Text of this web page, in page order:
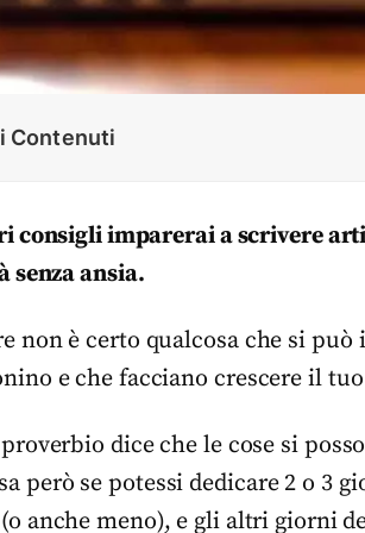
Contenuti
consigli imparerai a scrivere
senza ansia.
non è certo qualcosa che si
e che facciano crescere il
dice che le cose si
però se potessi dedicare 2 o 3
anche meno), e gli altri giorni